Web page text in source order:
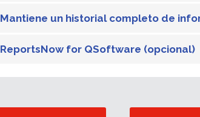
Mantiene un historial completo de
ReportsNow for QSoftware (opcional)